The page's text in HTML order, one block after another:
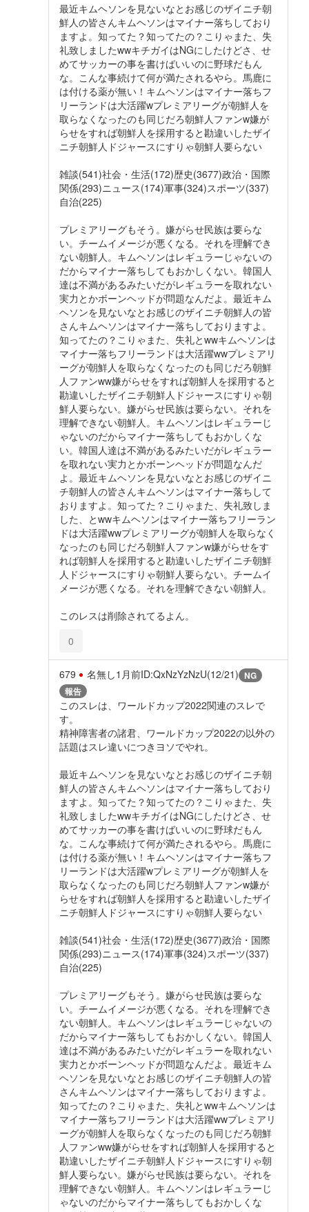
最近キムヘソンを見ないなとお感じのザイニチ朝
鮮人の皆さんキムヘソンはマイナー落ちしており
ますよ。知ってた？知ってたの？こりゃまた、失
礼致しましたwwキチガイはNGにしたけどさ、せ
めてサッカーの事を書けばいいのに野球だもん
な。こんな事続けて何が満たされるやら。馬鹿に
は付ける薬が無い！キムヘソンはマイナー落ちフ
リーランドは大活躍wプレミアリーグが朝鮮人を
取らなくなったのも同じだろ朝鮮人ファンw嫌が
らせをすれば朝鮮人を採用すると勘違いしたザイ
ニチ朝鮮人ドジャースにすりゃ朝鮮人要らない
雑談(541)社会・生活(172)歴史(3677)政治・国際
関係(293)ニュース(174)軍事(324)スポーツ(337)
自治(225)
プレミアリーグもそう。嫌がらせ民族は要らな
い。チームイメージが悪くなる。それを理解でき
ない朝鮮人。キムヘソンはレギュラーじゃないの
だからマイナー落ちしてもおかしくない。韓国人
達は不満があるみたいだがレギュラーを取れない
実力とかボーンヘッドが問題なんだよ。最近キム
ヘソンを見ないなとお感じのザイニチ朝鮮人の皆
さんキムヘソンはマイナー落ちしておりますよ。
知ってたの？こりゃまた、失礼とwwキムヘソンは
マイナー落ちフリーランドは大活躍wwプレミアリ
ーグが朝鮮人を取らなくなったのも同じだろ朝鮮
人ファンww嫌がらせをすれば朝鮮人を採用すると
勘違いしたザイニチ朝鮮人ドジャースにすりゃ朝
鮮人要らない。嫌がらせ民族は要らない。それを
理解できない朝鮮人。キムヘソンはレギュラーじ
ゃないのだからマイナー落ちしてもおかしくな
い。韓国人達は不満があるみたいだがレギュラー
を取れない実力とかボーンヘッドが問題なんだ
よ。最近キムヘソンを見ないなとお感じのザイニ
チ朝鮮人の皆さんキムヘソンはマイナー落ちして
おりますよ。知ってた？こりゃまた、失礼致しま
した、とwwキムヘソンはマイナー落ちフリーラン
ドは大活躍wwプレミアリーグが朝鮮人を取らなく
なったのも同じだろ朝鮮人ファンw嫌がらせをす
れば朝鮮人を採用すると勘違いしたザイニチ朝鮮
人ドジャースにすりゃ朝鮮人要らない。チームイ
メージが悪くなる。それを理解できない朝鮮人。
このレスは削除されてるよん。
0
679 名無し1月前ID:QxNzYzNzU(12/21) NG
報告
このスレは、ワールドカップ2022関連のスレで
す。
精神障害者の諸君、ワールドカップ2022の以外の
話題はスレ違いにつきヨソでやれ。
最近キムヘソンを見ないなとお感じのザイニチ朝
鮮人の皆さんキムヘソンはマイナー落ちしており
ますよ。知ってた？知ってたの？こりゃまた、失
礼致しましたwwキチガイはNGにしたけどさ、せ
めてサッカーの事を書けばいいのに野球だもん
な。こんな事続けて何が満たされるやら。馬鹿に
は付ける薬が無い！キムヘソンはマイナー落ちフ
リーランドは大活躍wプレミアリーグが朝鮮人を
取らなくなったのも同じだろ朝鮮人ファンw嫌が
らせをすれば朝鮮人を採用すると勘違いしたザイ
ニチ朝鮮人ドジャースにすりゃ朝鮮人要らない
雑談(541)社会・生活(172)歴史(3677)政治・国際
関係(293)ニュース(174)軍事(324)スポーツ(337)
自治(225)
プレミアリーグもそう。嫌がらせ民族は要らな
い。チームイメージが悪くなる。それを理解でき
ない朝鮮人。キムヘソンはレギュラーじゃないの
だからマイナー落ちしてもおかしくない。韓国人
達は不満があるみたいだがレギュラーを取れない
実力とかボーンヘッドが問題なんだよ。最近キム
ヘソンを見ないなとお感じのザイニチ朝鮮人の皆
さんキムヘソンはマイナー落ちしておりますよ。
知ってたの？こりゃまた、失礼とwwキムヘソンは
マイナー落ちフリーランドは大活躍wwプレミアリ
ーグが朝鮮人を取らなくなったのも同じだろ朝鮮
人ファンww嫌がらせをすれば朝鮮人を採用すると
勘違いしたザイニチ朝鮮人ドジャースにすりゃ朝
鮮人要らない。嫌がらせ民族は要らない。それを
理解できない朝鮮人。キムヘソンはレギュラーじ
ゃないのだからマイナー落ちしてもおかしくな